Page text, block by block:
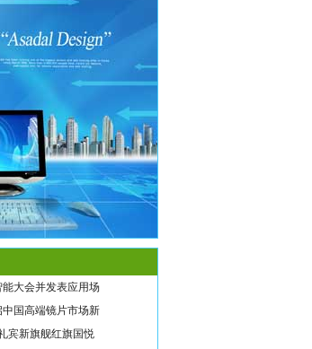
大会并发表应用场
国高端镜片市场新
宾新旗舰红旗国悦